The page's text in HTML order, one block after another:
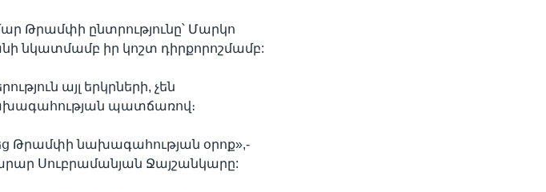
Թրամփի ընտրությունը՝ Մարկո
նկատմամբ իր կոշտ դիրքորոշմամբ:
այլ երկրների, չեն
պատճառով։
Թրամփի նախագահության օրոք»,-
Սուբրամանյան Ջայշանկարը: